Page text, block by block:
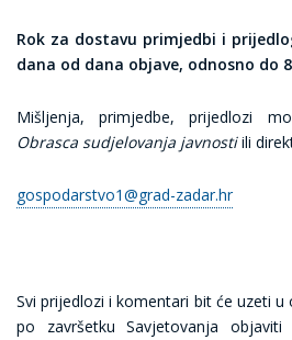
Rok za dostavu primjedbi i
dana od dana objave, odnosno do
Mišljenja, primjedbe, prijedlozi
Obrasca sudjelovanja javnostiili
gospodarstvo1@grad-zadar.hr
Svi prijedlozi i komentari bit će uzeti
po završetku Savjetovanja